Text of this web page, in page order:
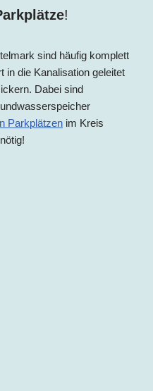
!
sind häufig komplett
in die Kanalisation geleitet
Dabei sind
Parkplätzen im Kreis